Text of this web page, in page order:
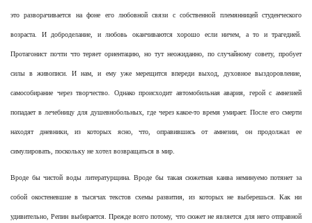
это разворачивается на фоне его любовной связи с собственной племянницей студенческого
возраста. И доброделание, и любовь оканчиваются хорошо если ничем, а то и трагедией.
Протагонист почти что теряет ориентацию, но тут неожиданно, по случайному совету, пробует
силы в живописи. И нам, и ему уже мерещится впереди выход, духовное выздоровление,
самособирание через творчество. Однако происходит автомобильная авария, герой с амнезией
попадает в лечебницу для душевнобольных, где через какое-то время умирает. После его смерти
находят дневники, из которых ясно, что, оправившись от амнезии, он продолжал ее
симулировать, поскольку не хотел возвращаться в мир.
Вроде бы чистой воды литературщина. Вроде бы такая сюжетная канва неминуемо потянет за
собой окостеневшие в тысячах текстов схемы развития, из которых не выберешься. Как ни
удивительно, Репин выбирается. Прежде всего потому, что сюжет не является для него отправной